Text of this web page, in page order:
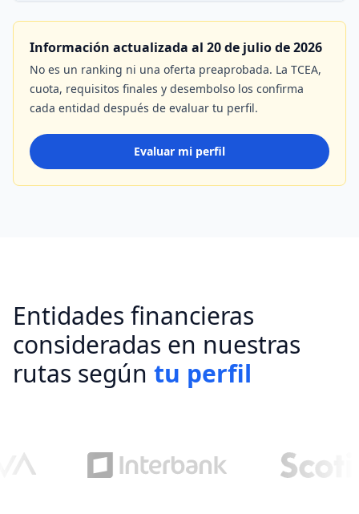
Información actualizada al 20 de julio de 2026
No es un ranking ni una oferta preaprobada. La TCEA,
cuota, requisitos finales y desembolso los confirma
cada entidad después de evaluar tu perfil.
Evaluar mi perfil
Entidades financieras
consideradas en nuestras
rutas según tu perfil